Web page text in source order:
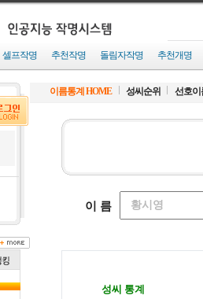
셀프작명 추천작명 돌림자작명 추천개명
이름통계 HOME 성씨순위 선호